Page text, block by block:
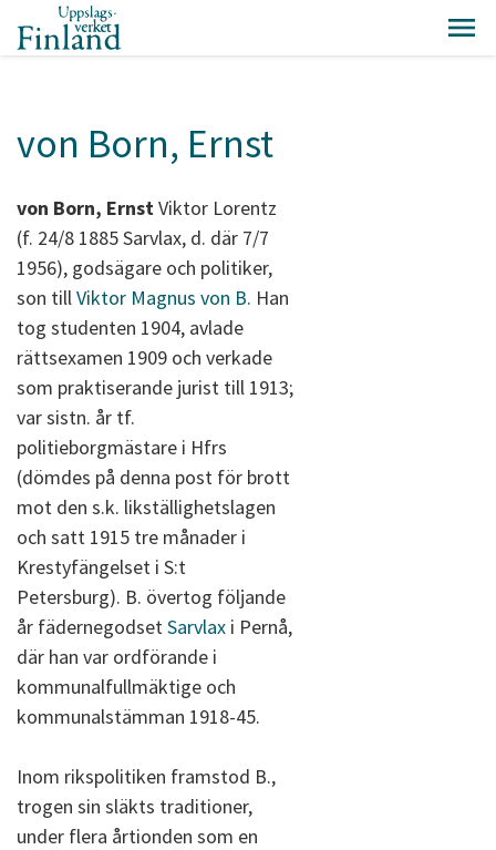
von Born, Ernst
von Born, ErnstViktor Lorentz
(f. 24/8 1885 Sarvlax, d. där 7/7
1956), godsägare och politiker,
son tillViktor Magnus von B. Han
tog studenten 1904, avlade
rättsexamen 1909 och verkade
som praktiserande jurist till 1913;
var sistn. år tf.
politieborgmästare i Hfrs
(dömdes på denna post för brott
mot den s.k. likställighetslagen
och satt 1915 tre månader i
Krestyfängelset i S:t
Petersburg). B. övertog följande
år fädernegodsetSarvlax i Pernå,
där han var ordförande i
kommunalfullmäktige och
kommunalstämman 1918-45.
Inom rikspolitiken framstod B.,
trogen sin släkts traditioner,
under flera årtionden som en